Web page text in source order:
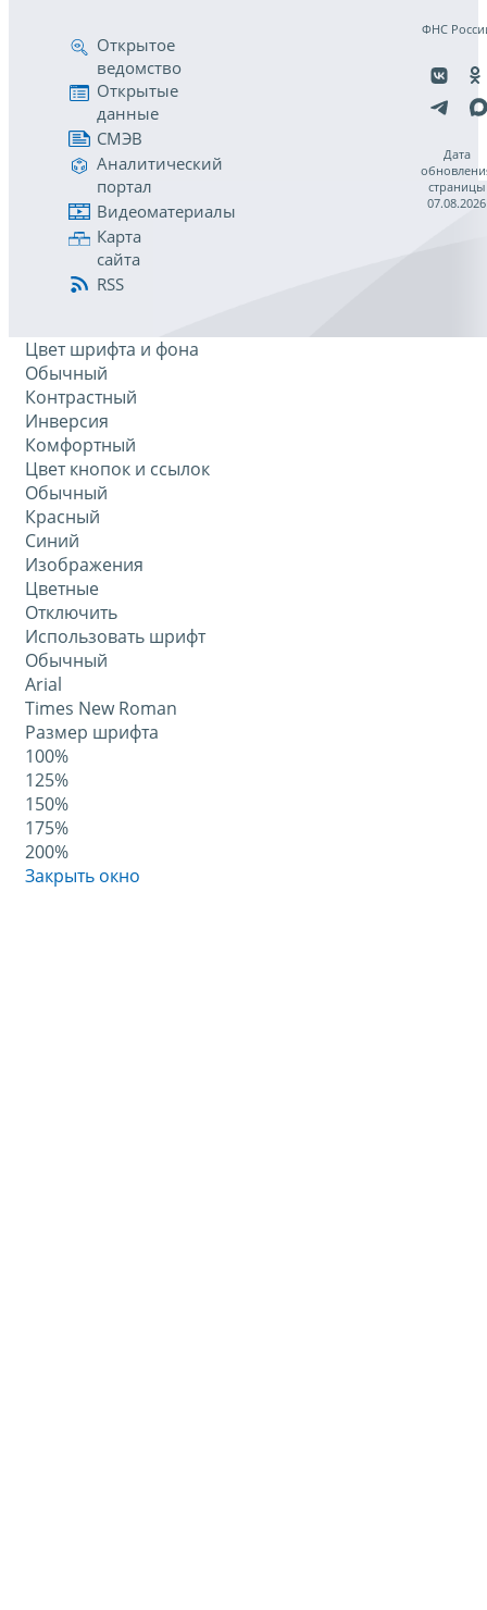
Открытое
ведомство
Открытые
данные
СМЭВ
Аналитический
портал
Видеоматериалы
Карта
сайта
RSS
ФНС
Дата
страницы
07.08.2026
Цвет шрифта и фона
Обычный
Контрастный
Инверсия
Комфортный
Цвет кнопок и ссылок
Обычный
Красный
Синий
Изображения
Цветные
Отключить
Использовать шрифт
Обычный
Arial
Times New Roman
Размер шрифта
100%
125%
150%
175%
200%
Закрыть окно